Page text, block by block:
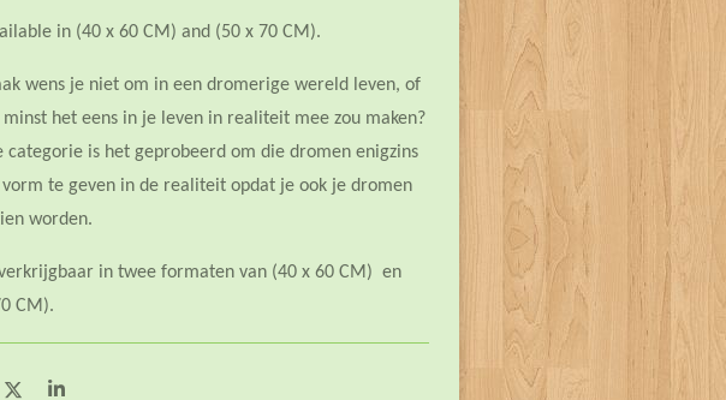
in (40 x 60 CM) and (50 x 70 CM).
wens je niet om in een dromerige wereld leven, of
minst het eens in je leven in realiteit mee zou maken?
categorie is het geprobeerd om die dromen enigzins
vorm te geven in de realiteit opdat je ook je dromen
worden.
in twee formaten van (40 x 60 CM) en
CM).
D
S